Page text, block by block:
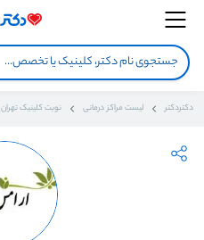
دکتردکتر لیست مراکز درمانی نوبت کلینیک تهران